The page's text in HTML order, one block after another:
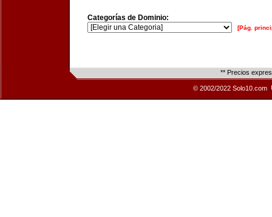
Categorías de Dominio:
[Pág.
** Precios
© 2002/2022 Solo10.com